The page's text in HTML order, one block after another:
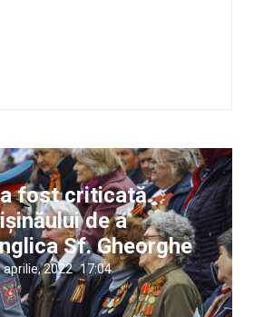
fost criticată
de a
Sf. Gheorghe
aprilie, 2022 17:04